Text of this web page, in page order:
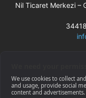
Nil Ticaret Merkezi –